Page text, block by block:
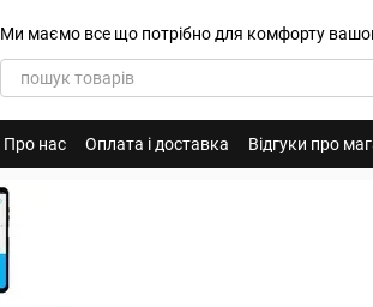
Ми маємо все що потрібно для комфорту
Про нас Оплата і доставка Відгуки про